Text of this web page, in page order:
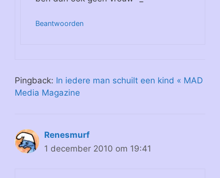
Beantwoorden
Pingback: In iedere man schuilt een kind « MAD
Media Magazine
Renesmurf
1 december 2010 om 19:41